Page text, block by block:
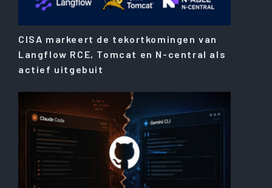
CISA markeert de tekortkomingen van
Langflow RCE, Tomcat en N-central als
actief uitgebuit